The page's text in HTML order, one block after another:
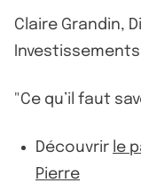
Claire Grandin,
Investissements
"Ce qu’il faut
Découvrir le
Pierre